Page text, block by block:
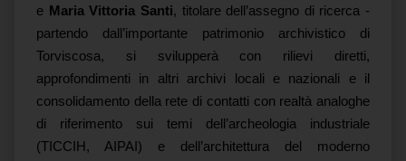
e Maria Vittoria Santi, titolare dell’assegno di ricerca -
partendo dall’importante patrimonio archivistico di
Torviscosa, si svilupperà con rilievi diretti,
approfondimenti in altri archivi locali e nazionali e il
consolidamento della rete di contatti con realtà analoghe
di riferimento sui temi dell’archeologia industriale
(TICCIH, AIPAI) e dell’architettura del moderno